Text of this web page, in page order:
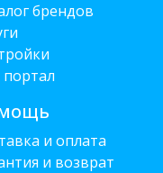
брендов
портал
и оплата
и возврат